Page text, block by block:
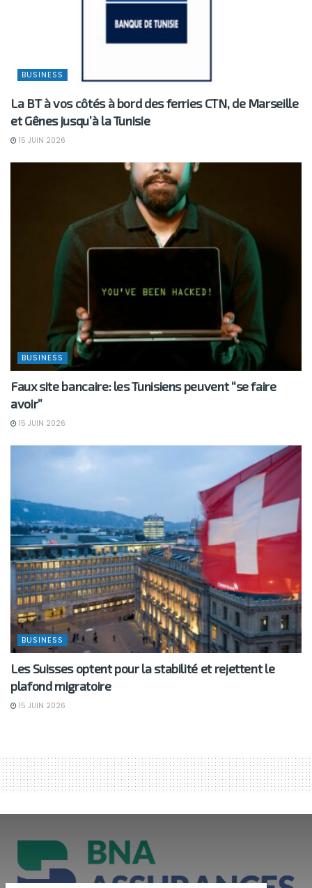
BUSINESS
La BT à vos côtés à bord des ferries CTN, de Marseille
et Gênes jusqu’à la Tunisie
15 JUIN 2026
BUSINESS
Faux site bancaire: les Tunisiens peuvent “se faire
avoir”
15 JUIN 2026
BUSINESS
Les Suisses optent pour la stabilité et rejettent le
plafond migratoire
15 JUIN 2026